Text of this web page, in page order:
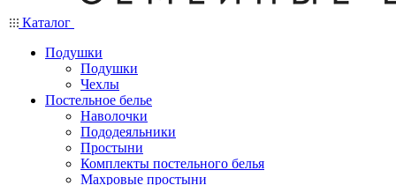
Каталог
Подушки
Подушки
Чехлы
Постельное белье
Наволочки
Пододеяльники
Простыни
Комплекты постельного белья
Махровые простыни